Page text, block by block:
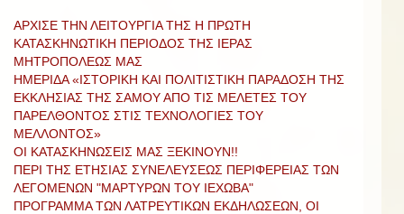
ΑΡΧΙΣΕ ΤΗΝ ΛΕΙΤΟΥΡΓΙΑ ΤΗΣ Η ΠΡΩΤΗ
ΚΑΤΑΣΚΗΝΩΤΙΚΗ ΠΕΡΙΟΔΟΣ ΤΗΣ ΙΕΡΑΣ
ΜΗΤΡΟΠΟΛΕΩΣ ΜΑΣ
ΗΜΕΡΙΔΑ «ΙΣΤΟΡΙΚΗ ΚΑΙ ΠΟΛΙΤΙΣΤΙΚΗ ΠΑΡΑΔΟΣΗ ΤΗΣ
ΕΚΚΛΗΣΙΑΣ ΤΗΣ ΣΑΜΟΥ ΑΠΟ ΤΙΣ ΜΕΛΕΤΕΣ ΤΟΥ
ΠΑΡΕΛΘΟΝΤΟΣ ΣΤΙΣ ΤΕΧΝΟΛΟΓΙΕΣ ΤΟΥ
ΜΕΛΛΟΝΤΟΣ»
ΟΙ ΚΑΤΑΣΚΗΝΩΣΕΙΣ ΜΑΣ ΞΕΚΙΝΟΥΝ!!
ΠΕΡΙ ΤΗΣ ΕΤΗΣΙΑΣ ΣΥΝΕΛΕΥΣΕΩΣ ΠΕΡΙΦΕΡΕΙΑΣ ΤΩΝ
ΛΕΓΟΜΕΝΩΝ "ΜΑΡΤΥΡΩΝ ΤΟΥ ΙΕΧΩΒΑ"
ΠΡΟΓΡΑΜΜΑ ΤΩΝ ΛΑΤΡΕΥΤΙΚΩΝ ΕΚΔΗΛΩΣΕΩΝ, ΟΙ